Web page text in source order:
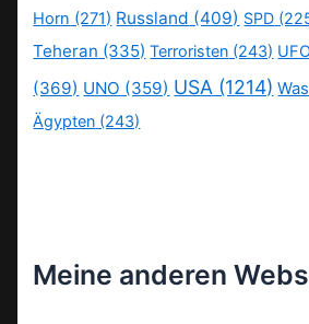
Horn (271) Russland (409) SPD
Teheran (335) Terroristen (243)
(369) UNO (359) USA (1214)
Ägypten (243)
Meine anderen